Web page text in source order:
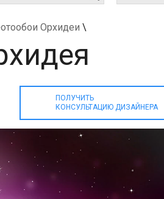
Орхидеи \
ПОЛУЧИТЬ
КОНСУЛЬТАЦИЮ ДИЗАЙНЕРА